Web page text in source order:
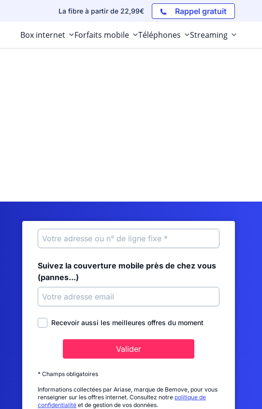
La fibre à partir de 22,99€ Rappel gratuit
Box internet Forfaits mobile Téléphones Streaming
Suivez la couverture mobile près de chez vous
(pannes...)
Recevoir aussi les meilleures offres du moment
Valider
* Champs obligatoires
Informations collectées par Ariase, marque de Bemove, pour vous
renseigner sur les offres internet. Consultez notre politique de
confidentialité et de gestion de vos données.